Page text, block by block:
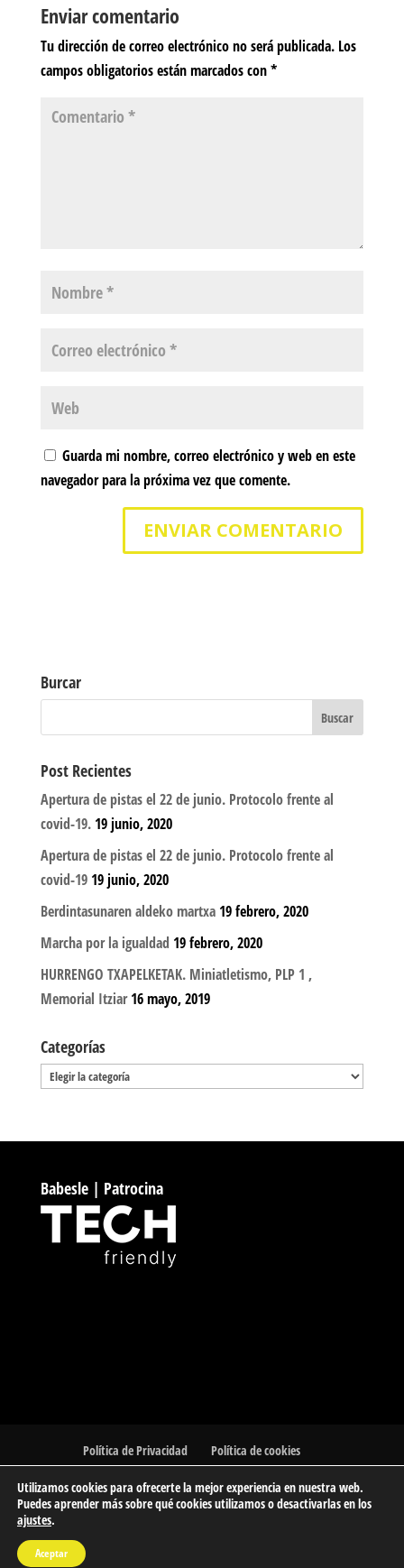
Enviar comentario
Tu dirección de correo electrónico no será publicada. Los
campos obligatorios están marcados con*
Guarda mi nombre, correo electrónico y web en este
navegador para la próxima vez que comente.
Burcar
Post Recientes
Apertura de pistas el 22 de junio. Protocolo frente al
covid-19. 19 junio, 2020
Apertura de pistas el 22 de junio. Protocolo frente al
covid-19 19 junio, 2020
Berdintasunaren aldeko martxa 19 febrero, 2020
Marcha por la igualdad 19 febrero, 2020
HURRENGO TXAPELKETAK. Miniatletismo, PLP 1 ,
Memorial Itziar 16 mayo, 2019
Categorías
Categorías
Babesle | Patrocina
Política de Privacidad Política de cookies
Utilizamos cookies para ofrecerte la mejor experiencia en nuestra web.
Puedes aprender más sobre qué cookies utilizamos o desactivarlas en los
ajustes.
Aceptar